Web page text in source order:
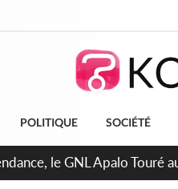
POLITIQUE SOCIÉTÉ
de réforme